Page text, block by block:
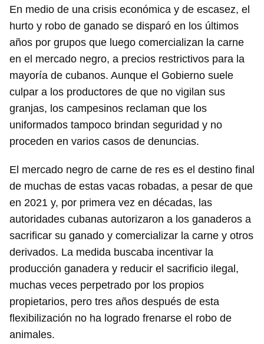
Guardar como favorito
Para poder guardar como favorito, primero has de
iniciar sesión con tu cuenta de 14ymedio.
INICIAR SESIÓN CANCELAR
En medio de una crisis económica y de escasez, el
hurto y robo de ganado se disparó en los últimos
años por grupos que luego comercializan la carne
en el mercado negro, a precios restrictivos para la
mayoría de cubanos. Aunque el Gobierno suele
culpar a los productores de que no vigilan sus
granjas, los campesinos reclaman que los
uniformados tampoco brindan seguridad y no
proceden en varios casos de denuncias.
El mercado negro de carne de res es el destino final
de muchas de estas vacas robadas, a pesar de que
en 2021 y, por primera vez en décadas, las
autoridades cubanas autorizaron a los ganaderos a
sacrificar su ganado y comercializar la carne y otros
derivados. La medida buscaba incentivar la
producción ganadera y reducir el sacrificio ilegal,
muchas veces perpetrado por los propios
propietarios, pero tres años después de esta
flexibilización no ha logrado frenarse el robo de
animales.